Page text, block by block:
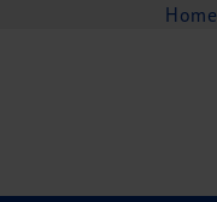
Home